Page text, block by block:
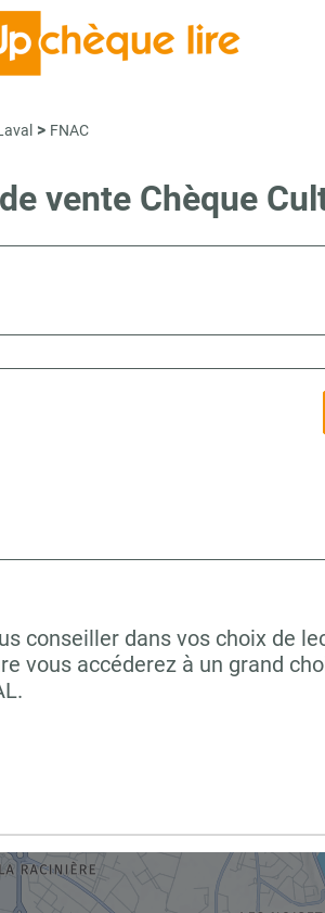
> FNAC
vente Chèque
conseiller dans vos choix de
vous accéderez à un grand